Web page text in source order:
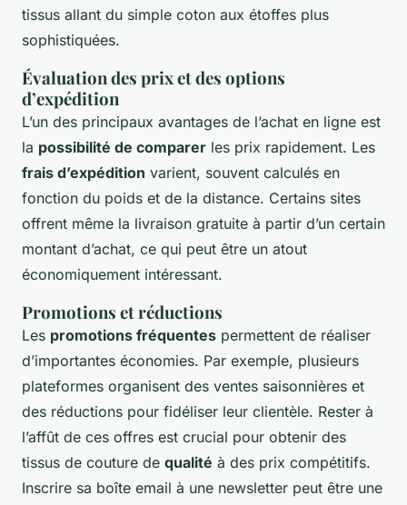
tissus allant du simple coton aux étoffes plus
sophistiquées.
Évaluation des prix et des options
d’expédition
L’un des principaux avantages de l’achat en ligne est
la possibilité de comparer les prix rapidement. Les
frais d’expédition varient, souvent calculés en
fonction du poids et de la distance. Certains sites
offrent même la livraison gratuite à partir d’un certain
montant d’achat, ce qui peut être un atout
économiquement intéressant.
Promotions et réductions
Les promotions fréquentes permettent de réaliser
d’importantes économies. Par exemple, plusieurs
plateformes organisent des ventes saisonnières et
des réductions pour fidéliser leur clientèle. Rester à
l’affût de ces offres est crucial pour obtenir des
tissus de couture de qualité à des prix compétitifs.
Inscrire sa boîte email à une newsletter peut être une